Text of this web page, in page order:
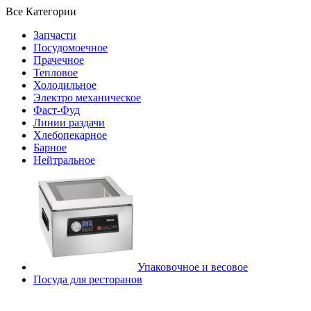
Все Категории
Запчасти
Посудомоечное
Прачечное
Тепловое
Холодильное
Электро механическое
Фаст-Фуд
Линии раздачи
Хлебопекарное
Барное
Нейтральное
Упаковочное и весовое
Посуда для ресторанов